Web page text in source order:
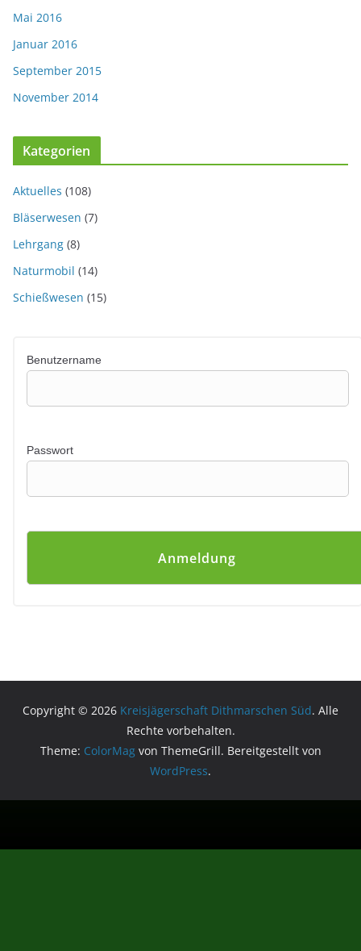
Mai 2016
Januar 2016
September 2015
November 2014
Kategorien
Aktuelles (108)
Bläserwesen (7)
Lehrgang (8)
Naturmobil (14)
Schießwesen (15)
Benutzername
Passwort
Copyright © 2026 Kreisjägerschaft Dithmarschen Süd. Alle
Rechte vorbehalten.
Theme: ColorMagvon ThemeGrill. Bereitgestellt von
WordPress.